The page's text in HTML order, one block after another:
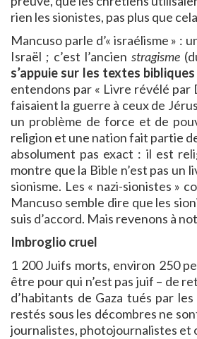
rien les sionistes, pas plus que
Mancuso parle d’« israélisme » :
Israël ; c’est l’ancienstragisme
s’appuie sur les textes
entendons par « Livre révélé par
faisaient la guerre à ceux de
un problème de force et de
religion et une nation fait partie de
absolument pas exact : il est
montre que la Bible n’est pas
sionisme. Les « nazi-sionistes »
Mancuso semble dire que les
suis d’accord. Mais revenons à
Imbroglio cruel
1 200 Juifs morts, environ 250
être pour qui n’est pas juif – de
d’habitants de Gaza tués par
restés sous les décombres ne
journalistes, photojournalistes et